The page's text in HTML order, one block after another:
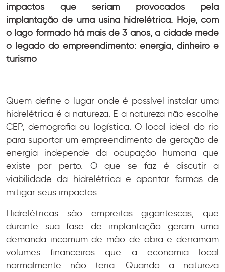
impactos que seriam provocados pela
implantação de uma usina hidrelétrica. Hoje, com
o lago formado há mais de 3 anos, a cidade mede
o legado do empreendimento: energia, dinheiro e
turismo
Quem define o lugar onde é possível instalar uma
hidrelétrica é a natureza. E a natureza não escolhe
CEP, demografia ou logística. O local ideal do rio
para suportar um empreendimento de geração de
energia independe da ocupação humana que
existe por perto. O que se faz é discutir a
viabilidade da hidrelétrica e apontar formas de
mitigar seus impactos.
Hidrelétricas são empreitas gigantescas, que
durante sua fase de implantação geram uma
demanda incomum de mão de obra e derramam
volumes financeiros que a economia local
normalmente não teria. Quando a natureza